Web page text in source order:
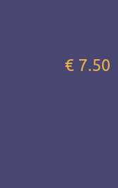
€ 7.50